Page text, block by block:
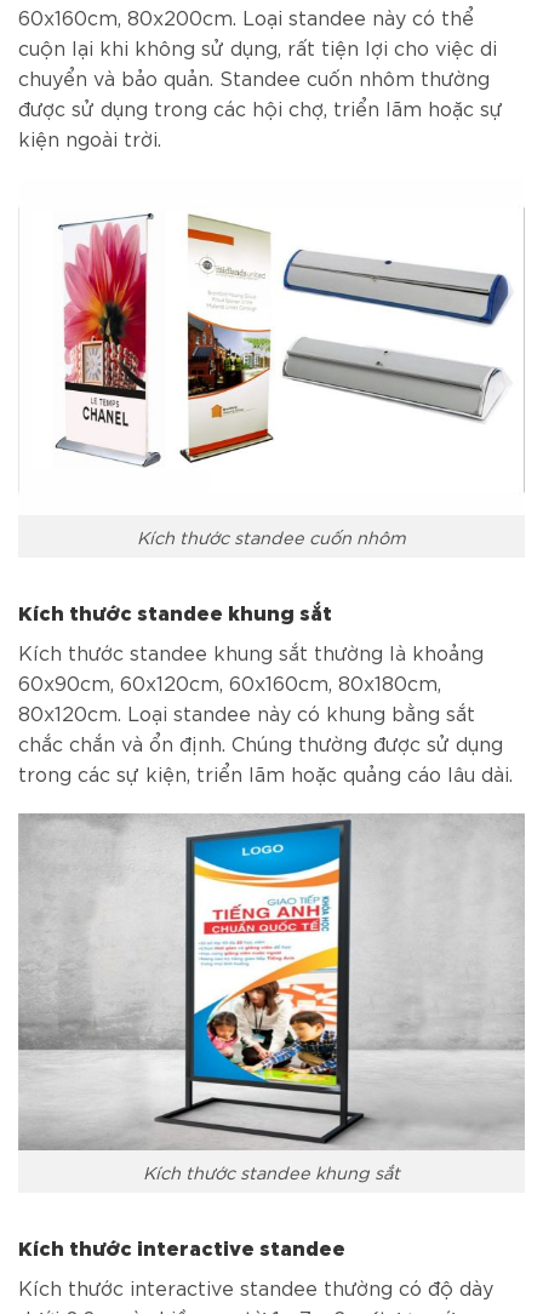
60x160cm, 80x200cm. Loại standee này có thể
cuộn lại khi không sử dụng, rất tiện lợi cho việc di
chuyển và bảo quản. Standee cuốn nhôm thường
được sử dụng trong các hội chợ, triển lãm hoặc sự
kiện ngoài trời.
Kích thước standee cuốn nhôm
Kích thước standee khung sắt
Kích thước standee khung sắt thường là khoảng
60x90cm, 60x120cm, 60x160cm, 80x180cm,
80x120cm. Loại standee này có khung bằng sắt
chắc chắn và ổn định. Chúng thường được sử dụng
trong các sự kiện, triển lãm hoặc quảng cáo lâu dài.
Kích thước standee khung sắt
Kích thước interactive standee
Kích thước interactive standee thường có độ dày